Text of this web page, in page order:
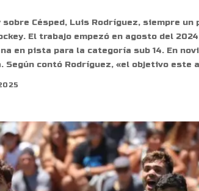
sobre Césped, Luis Rodríguez, siempre
El trabajo empezó en agosto del
en pista para la categoría sub 14. En
Según contó Rodríguez, «el objetivo este